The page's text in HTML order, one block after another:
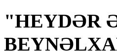
"HEYDƏR